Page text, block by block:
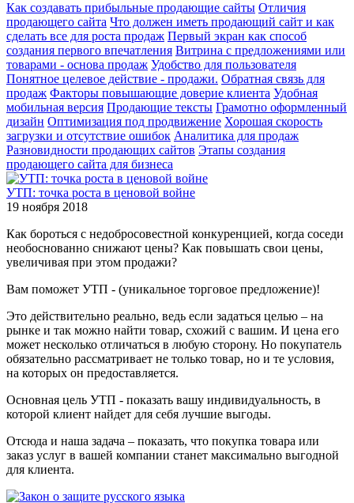
Как создавать прибыльные продающие сайты Отличия
продающего сайта Что должен иметь продающий сайт и как
сделать все для роста продаж Первый экран как способ
создания первого впечатления Витрина с предложениями или
товарами - основа продаж Удобство для пользователя
Понятное целевое действие - продажи. Обратная связь для
продаж Факторы повышающие доверие клиента Удобная
мобильная версия Продающие тексты Грамотно оформленный
дизайн Оптимизация под продвижение Хорошая скорость
загрузки и отсутствие ошибок Аналитика для продаж
Разновидности продающих сайтов Этапы создания
продающего сайта для бизнеса
УТП: точка роста в ценовой войне
19 ноября 2018
Как бороться с недобросовестной конкуренцией, когда соседи
необоснованно снижают цены? Как повышать свои цены,
увеличивая при этом продажи?
Вам поможет УТП - (уникальное торговое предложение)!
Это действительно реально, ведь если задаться целью – на
рынке и так можно найти товар, схожий с вашим. И цена его
может несколько отличаться в любую сторону. Но покупатель
обязательно рассматривает не только товар, но и те условия,
на которых он предоставляется.
Основная цель УТП - показать вашу индивидуальность, в
которой клиент найдет для себя лучшие выгоды.
Отсюда и наша задача – показать, что покупка товара или
заказ услуг в вашей компании станет максимально выгодной
для клиента.